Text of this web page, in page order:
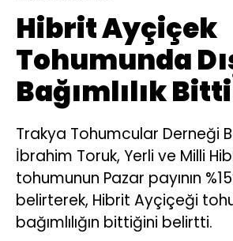
Hibrit Ayçiçek
Tohumunda
Bağımlılık Bitti
Trakya Tohumcular Derneği
İbrahim Toruk, Yerli ve Milli
tohumunun Pazar payının
belirterek, Hibrit Ayçiçeği
bağımlılığın bittiğini belirtti.